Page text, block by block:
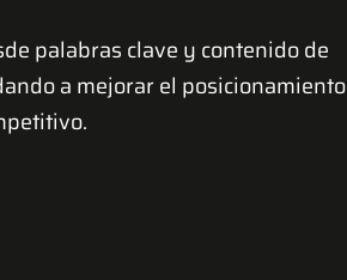
palabras clave y contenido de
a mejorar el posicionamiento